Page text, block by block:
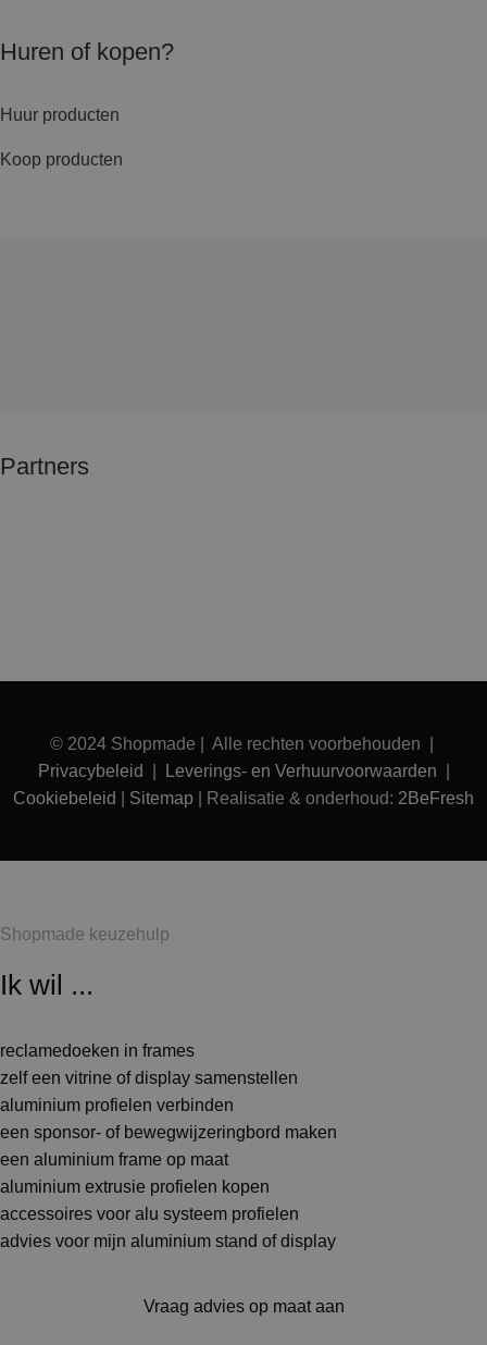
Huren of kopen?
Huur producten
Koop producten
Partners
© 2024 Shopmade | Alle rechten voorbehouden |
Privacybeleid
Leverings- en Verhuurvoorwaarden
Cookiebeleid
Sitemap | Realisatie & onderhoud: 2BeFresh
Shopmade keuzehulp
Ik wil ...
reclamedoeken in frames
zelf een vitrine of display samenstellen
aluminium profielen verbinden
een sponsor- of bewegwijzeringbord maken
een aluminium frame op maat
aluminium extrusie profielen kopen
accessoires voor alu systeem profielen
advies voor mijn aluminium stand of display
Vraag advies op maat aan